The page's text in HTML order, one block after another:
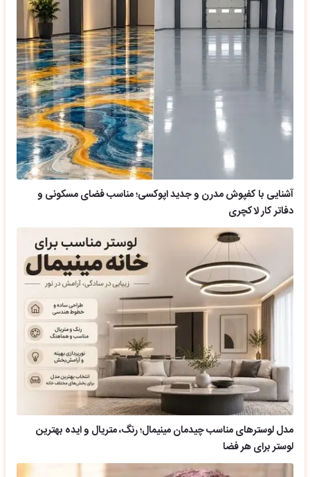
آشنایی با کفپوش مدرن و جدید اپوکسی؛ مناسب فضای مسکونی و
دفاتر کار لاکچری
مدل لوسترهای مناسب چیدمان مینیمال؛ رنگ، متریال و ایده بهترین
لوستر برای هر فضا